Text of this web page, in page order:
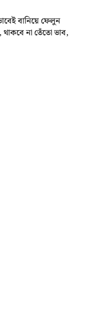
বানিয়ে ফেলুন
থাকবে না তেঁতো ভাব,